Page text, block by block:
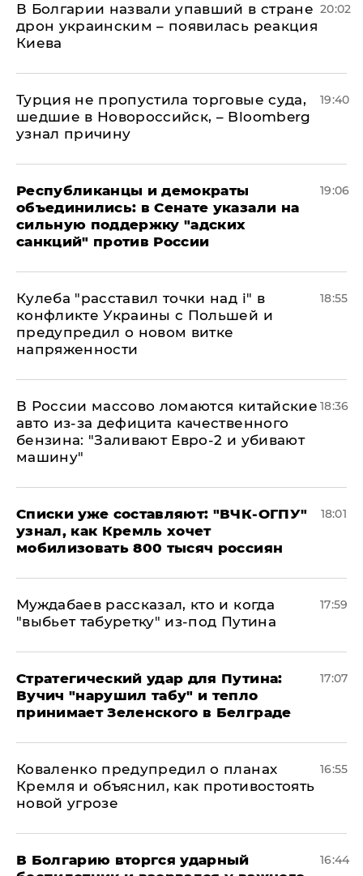
В Болгарии назвали упавший в стране
дрон украинским – появилась реакция
Киева
20:02
Турция не пропустила торговые суда,
шедшие в Новороссийск, – Bloomberg
узнал причину
19:40
Республиканцы и демократы
объединились: в Сенате указали на
сильную поддержку "адских
санкций" против России
19:06
Кулеба "расставил точки над і" в
конфликте Украины с Польшей и
предупредил о новом витке
напряженности
18:55
В России массово ломаются китайские
авто из-за дефицита качественного
бензина: "Заливают Евро-2 и убивают
машину"
18:36
Списки уже составляют: "ВЧК-ОГПУ"
узнал, как Кремль хочет
мобилизовать 800 тысяч россиян
18:01
Муждабаев рассказал, кто и когда
"выбьет табуретку" из-под Путина
17:59
Стратегический удар для Путина:
Вучич "нарушил табу" и тепло
принимает Зеленского в Белграде
17:07
Коваленко предупредил о планах
Кремля и объяснил, как противостоять
новой угрозе
16:55
В Болгарию вторгся ударный
16:44